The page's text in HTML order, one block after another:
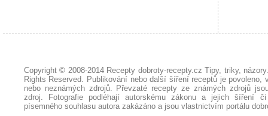
Copyright © 2008-2014 Recepty dobroty-recepty.cz Tipy, triky,
Rights Reserved. Publikování nebo další šíření receptů je povoleno,
nebo neznámých zdrojů. Převzaté recepty ze známých zdrojů
zdroj. Fotografie podléhají autorskému zákonu a jejich šíření
písemného souhlasu autora zakázáno a jsou vlastnictvím portálu